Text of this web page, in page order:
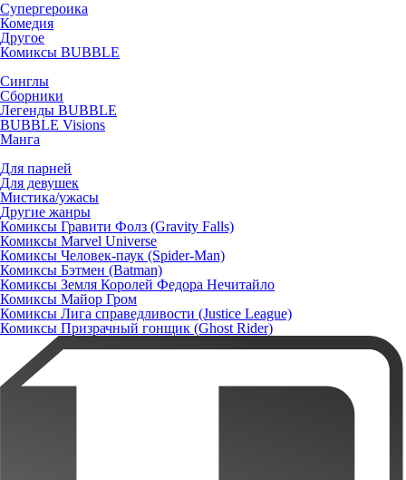
Супергероика
Комедия
Другое
Комиксы BUBBLE
Синглы
Сборники
Легенды BUBBLE
BUBBLE Visions
Манга
Для парней
Для девушек
Мистика/ужасы
Другие жанры
Комиксы Гравити Фолз (Gravity Falls)
Комиксы Marvel Universe
Комиксы Человек-паук (Spider-Man)
Комиксы Бэтмен (Batman)
Комиксы Земля Королей Федора Нечитайло
Комиксы Майор Гром
Комиксы Лига справедливости (Justice League)
Комиксы Призрачный гонщик (Ghost Rider)